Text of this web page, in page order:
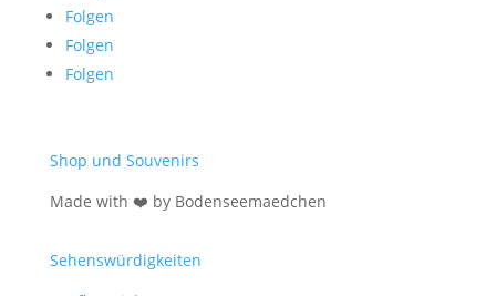
Folgen
Folgen
Folgen
Shop und Souvenirs
Made with ❤️ by Bodenseemaedchen
Sehenswürdigkeiten